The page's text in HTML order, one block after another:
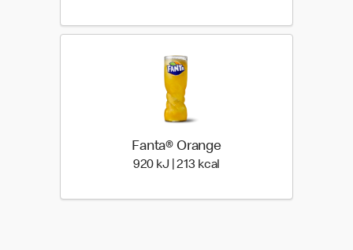
Fanta® Orange
920 kJ | 213 kcal